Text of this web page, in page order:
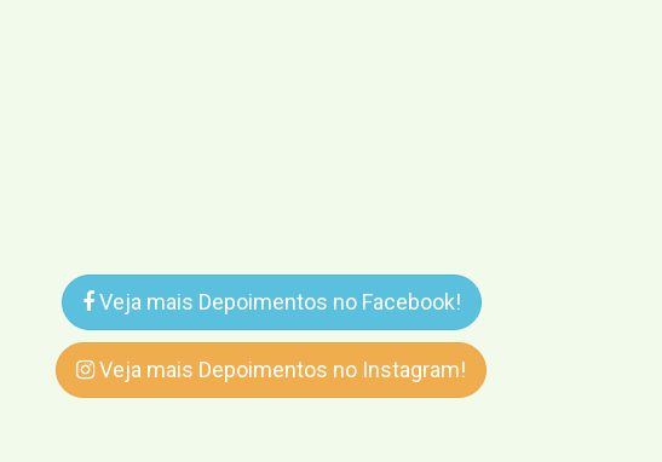
Veja mais Depoimentos no Facebook!
Veja mais Depoimentos no Instagram!